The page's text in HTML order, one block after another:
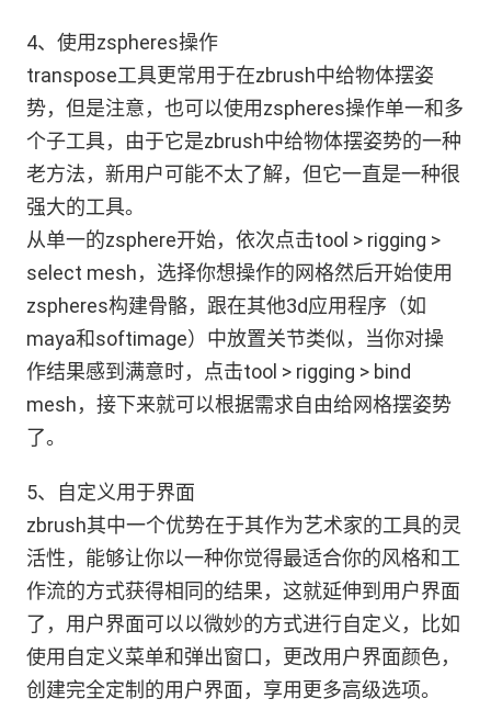
4、使用zspheres操作
transpose工具更常用于在zbrush中给物体摆姿
势，但是注意，也可以使用zspheres操作单一和多
个子工具，由于它是zbrush中给物体摆姿势的一种
老方法，新用户可能不太了解，但它一直是一种很
强大的工具。
从单一的zsphere开始，依次点击tool > rigging >
select mesh，选择你想操作的网格然后开始使用
zspheres构建骨骼，跟在其他3d应用程序（如
maya和softimage）中放置关节类似，当你对操
作结果感到满意时，点击tool > rigging > bind
mesh，接下来就可以根据需求自由给网格摆姿势
了。
5、自定义用于界面
zbrush其中一个优势在于其作为艺术家的工具的灵
活性，能够让你以一种你觉得最适合你的风格和工
作流的方式获得相同的结果，这就延伸到用户界面
了，用户界面可以以微妙的方式进行自定义，比如
使用自定义菜单和弹出窗口，更改用户界面颜色，
创建完全定制的用户界面，享用更多高级选项。